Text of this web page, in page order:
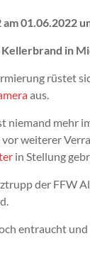
am 01.06.2022
in
rüstet
aus.
niemand mehr
vor weiterer
in Stellung
der FFW
entraucht